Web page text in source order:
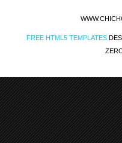
FREE HTML5 TEMPLATES